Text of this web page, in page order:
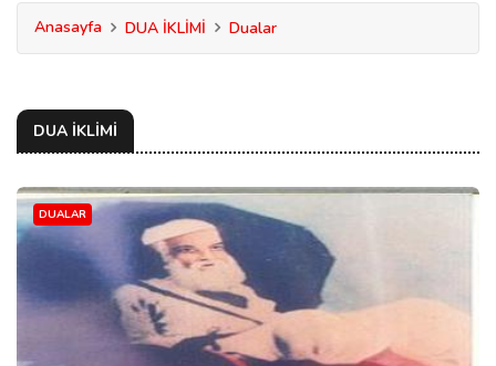
Anasayfa DUA İKLİMİ Dualar
DUA İKLİMİ
DUALAR